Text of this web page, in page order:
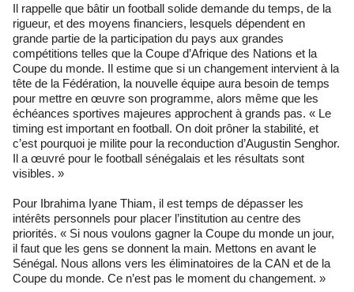
Il rappelle que bâtir un football solide demande du temps, de la
rigueur, et des moyens financiers, lesquels dépendent en
grande partie de la participation du pays aux grandes
compétitions telles que la Coupe d’Afrique des Nations et la
Coupe du monde. Il estime que si un changement intervient à la
tête de la Fédération, la nouvelle équipe aura besoin de temps
pour mettre en œuvre son programme, alors même que les
échéances sportives majeures approchent à grands pas. « Le
timing est important en football. On doit prôner la stabilité, et
c’est pourquoi je milite pour la reconduction d’Augustin Senghor.
Il a œuvré pour le football sénégalais et les résultats sont
visibles. »
Pour Ibrahima Iyane Thiam, il est temps de dépasser les
intérêts personnels pour placer l’institution au centre des
priorités. « Si nous voulons gagner la Coupe du monde un jour,
il faut que les gens se donnent la main. Mettons en avant le
Sénégal. Nous allons vers les éliminatoires de la CAN et de la
Coupe du monde. Ce n’est pas le moment du changement. »